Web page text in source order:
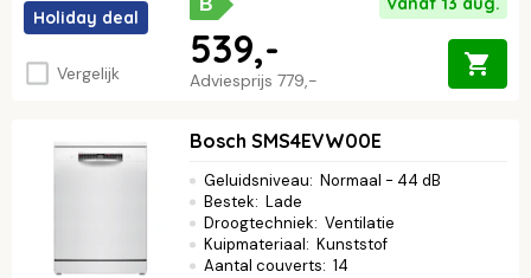
Holiday deal
Vergelijk
B
Adviesprijs 779,-
539,-
Bosch SMS4EVW00E
Geluidsniveau: Normaal - 44 dB
Bestek: Lade
Droogtechniek: Ventilatie
Kuipmateriaal: Kunststof
Aantal couverts: 14